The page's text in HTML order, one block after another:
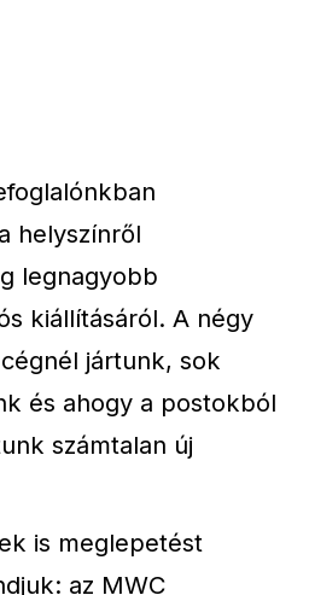
helyszínről
legnagyobb
kiállításáról. A négy
jártunk, sok
és ahogy a postokból
számtalan új
is meglepetést
az MWC